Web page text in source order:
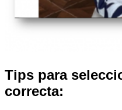
Tips para
correcta: